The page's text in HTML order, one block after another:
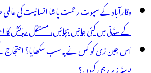
وقارآباد کے سپوت رحمت پاشا انسانیت کی عالمی
کے سڈنی میں کئی جانیں بچائیں، مستقل رہائش
اس جین زی کو کس نے یہ سب سکھایا؟ احتجاج
پوسٹرز پر برہمی کیوں؟